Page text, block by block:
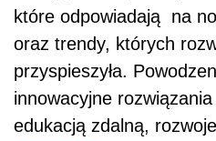
które odpowiadają na
oraz trendy, których
przyspieszyła.
innowacyjne
edukacją zdalną,